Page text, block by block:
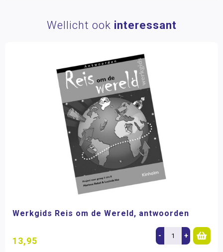
Wellicht ook interessant
Werkgids Reis om de Wereld, antwoorden
13,95 - +